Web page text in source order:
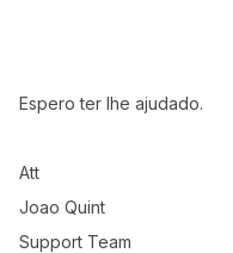
Espero ter lhe ajudado.
Att
Joao Quint
Support Team